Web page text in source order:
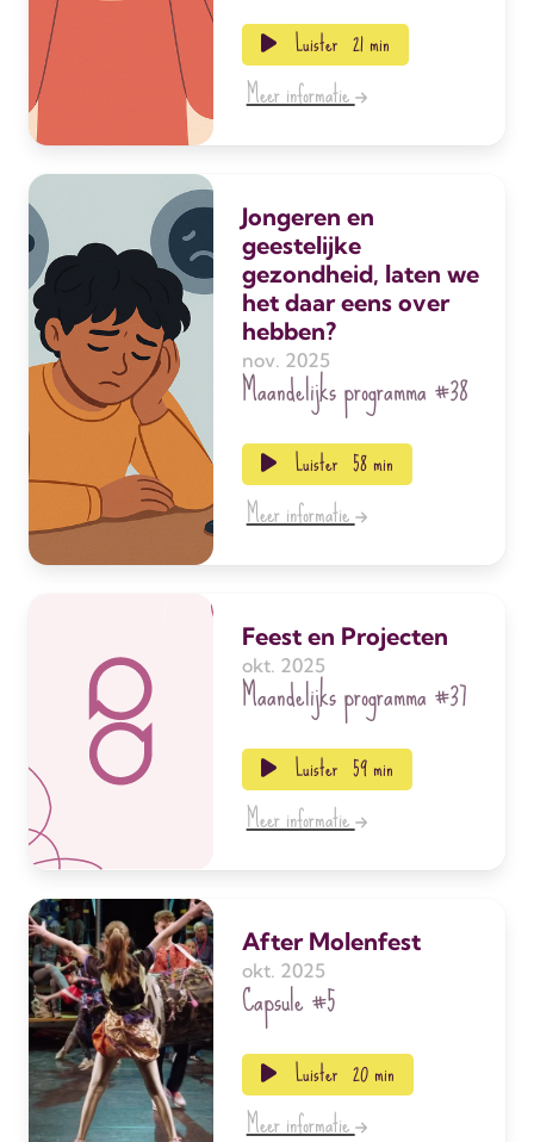
Luister 21 min
Meer informatie
Jongeren en
geestelijke
gezondheid, laten we
het daar eens over
hebben?
nov. 2025
Maandelijks programma#38
Luister 58 min
Meer informatie
Feest en Projecten
okt. 2025
Maandelijks programma#37
Luister 59 min
Meer informatie
After Molenfest
okt. 2025
Capsule#5
Luister 20 min
Meer informatie